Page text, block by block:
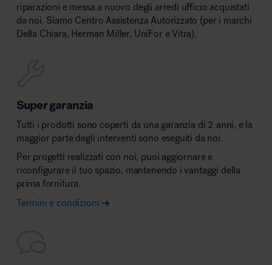
riparazioni e messa a nuovo degli arredi ufficio acquistati
da noi. Siamo Centro Assistenza Autorizzato (per i marchi
Della Chiara, Herman Miller, UniFor e Vitra).
Super garanzia
Tutti i prodotti sono coperti da una garanzia di 2 anni, e la
maggior parte degli interventi sono eseguiti da noi.
Per progetti realizzati con noi, puoi aggiornare e
riconfigurare il tuo spazio, mantenendo i vantaggi della
prima fornitura.
Termini e condizioni